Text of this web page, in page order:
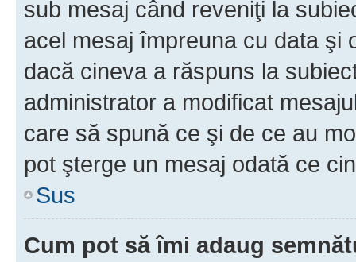
sub mesaj când reveniţi la
acel mesaj împreuna cu data şi
dacă cineva a răspuns la
administrator a modificat
care să spună ce şi de ce au
pot şterge un mesaj odată ce
Sus
Cum pot să îmi adaug